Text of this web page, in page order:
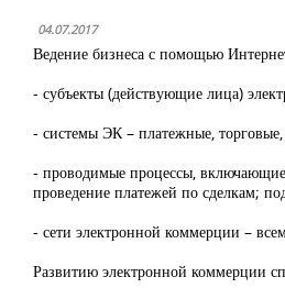
04.07.2017
Ведение бизнеса с помощью
- субъекты (действующие лица)
- системы ЭК – платежные,
- проводимые процессы,
проведение платежей по сделкам;
- сети электронной коммерции –
Развитию электронной коммерции